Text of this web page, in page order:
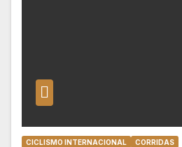
CICLISMO INTERNACIONAL CORRIDAS